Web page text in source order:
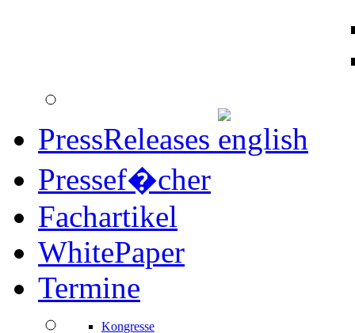
PressReleases
Pressef�cher
Fachartikel
WhitePaper
Termine
Kongresse